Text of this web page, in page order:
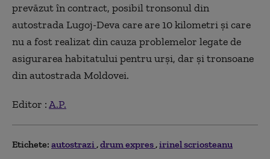
prevăzut în contract, posibil tronsonul din
autostrada Lugoj-Deva care are 10 kilometri şi care
nu a fost realizat din cauza problemelor legate de
asigurarea habitatului pentru urşi, dar şi tronsoane
din autostrada Moldovei.
Editor :A.P.
Etichete: autostrazi drum expres irinel scriosteanu